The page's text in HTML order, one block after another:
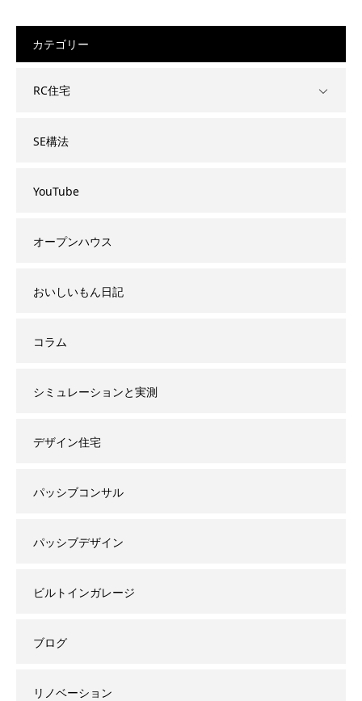
カテゴリー
RC住宅
SE構法
YouTube
オープンハウス
おいしいもん日記
コラム
シミュレーションと実測
デザイン住宅
パッシブコンサル
パッシブデザイン
ビルトインガレージ
ブログ
リノベーション